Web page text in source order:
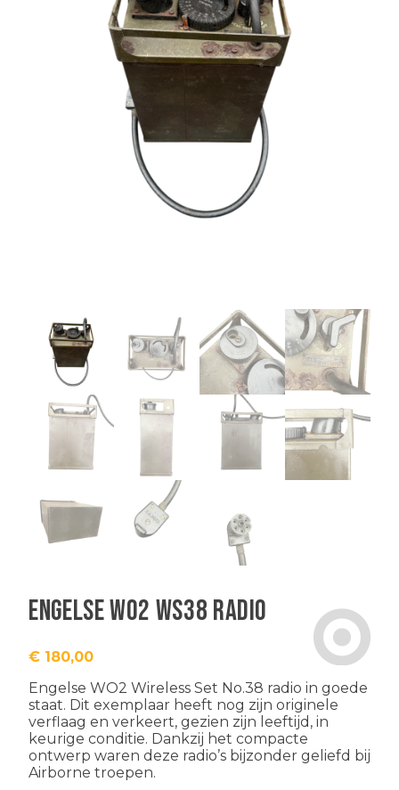
Engelse WO2 WS38 radio
€ 180,00
Engelse WO2 Wireless Set No.38 radio in goede
staat. Dit exemplaar heeft nog zijn originele
verflaag en verkeert, gezien zijn leeftijd, in
keurige conditie. Dankzij het compacte
ontwerp waren deze radio’s bijzonder geliefd bij
Airborne troepen.